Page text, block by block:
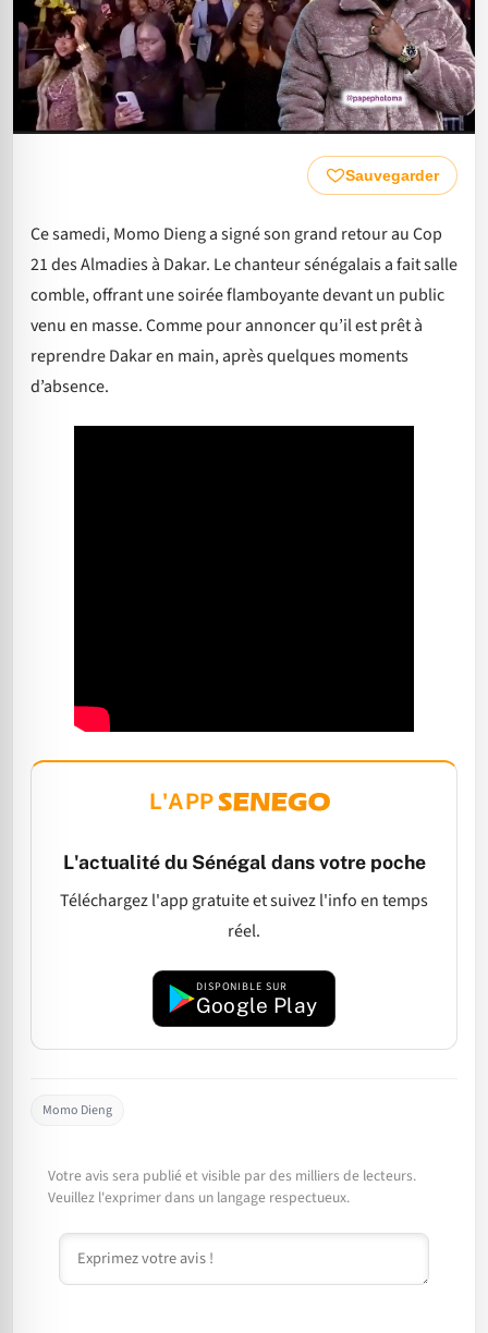
Sauvegarder
Ce samedi, Momo Dieng a signé son grand retour au Cop
21 des Almadies à Dakar. Le chanteur sénégalais a fait salle
comble, offrant une soirée flamboyante devant un public
venu en masse. Comme pour annoncer qu’il est prêt à
reprendre Dakar en main, après quelques moments
d’absence.
L'APP
L'actualité du Sénégal dans votre poche
Téléchargez l'app gratuite et suivez l'info en temps
réel.
DISPONIBLE SUR
Google Play
Momo Dieng
Votre avis sera publié et visible par des milliers de lecteurs.
Veuillez l'exprimer dans un langage respectueux.
Commentaire